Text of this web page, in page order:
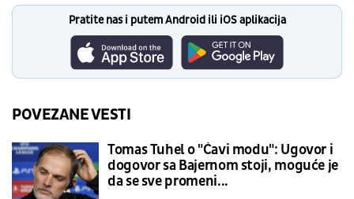
Pratite nas i putem Android ili iOS aplikacija
POVEZANE VESTI
Tomas Tuhel o "Ćavi modu": Ugovor i
dogovor sa Bajernom stoji, moguće je
da se sve promeni...